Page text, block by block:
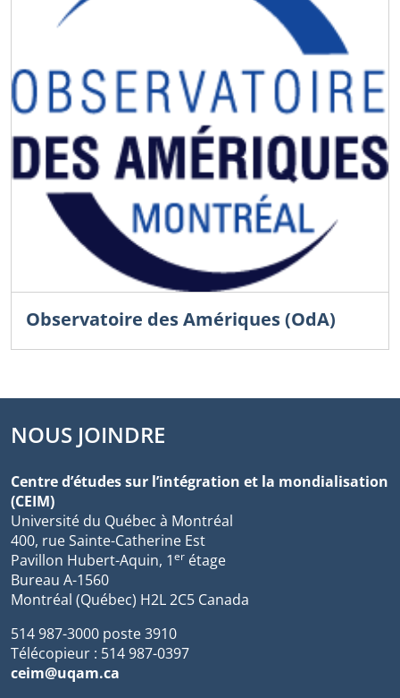
Observatoire des Amériques (OdA)
NOUS JOINDRE
Centre d’études sur l’intégration et la mondialisation
(CEIM)
Université du Québec à Montréal
400, rue Sainte-Catherine Est
Pavillon Hubert-Aquin, 1er étage
Bureau A-1560
Montréal (Québec) H2L 2C5 Canada
514 987-3000 poste 3910
Télécopieur : 514 987-0397
ceim@uqam.ca